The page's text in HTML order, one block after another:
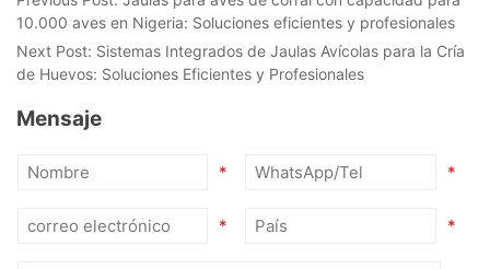
10.000 aves en Nigeria: Soluciones eficientes y profesionales
Next Post: Sistemas Integrados de Jaulas Avícolas para la Cría
de Huevos: Soluciones Eficientes y Profesionales
Mensaje
* *
* *